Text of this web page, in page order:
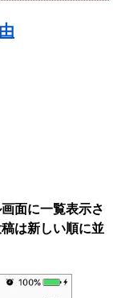
面に一覧表示さ
は新しい順に並